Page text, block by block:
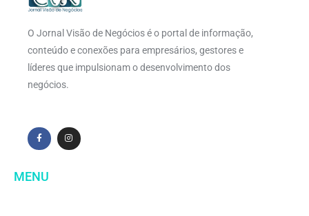
O Jornal Visão de Negócios é o portal de informação,
conteúdo e conexões para empresários, gestores e
líderes que impulsionam o desenvolvimento dos
negócios.
MENU